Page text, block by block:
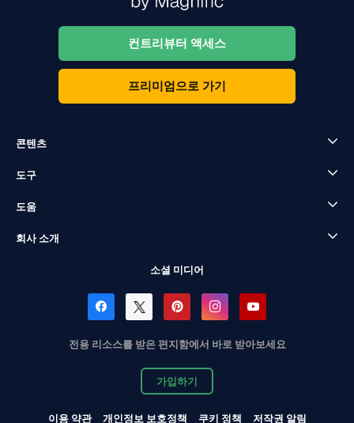
컨트리뷰터 액세스
프리미엄으로 가기
콘텐츠
도구
도움
회사 소개
소셜 미디어
전용 리소스를 받은 편지함에서 바로 받아보세요
가입하기
이용 약관 개인정보 보호정책 쿠키 정책 저작권 알림